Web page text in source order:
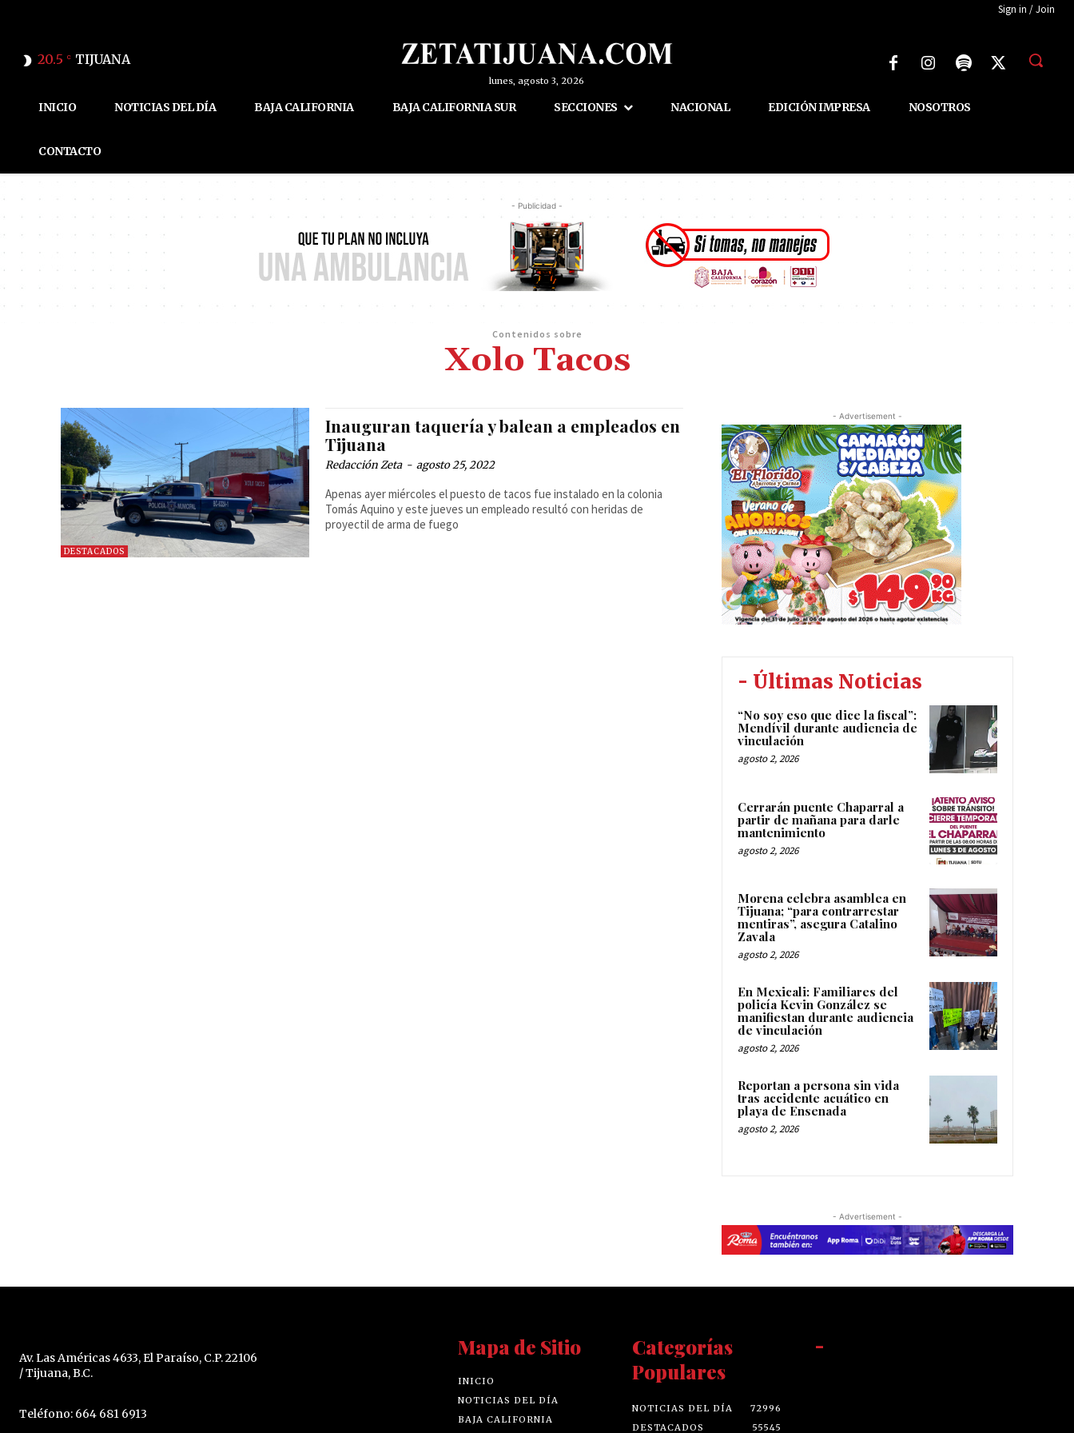
Sign in / Join
20.5 C TIJUANA
lunes, agosto 3, 2026
INICIO NOTICIAS DEL DÍA BAJA CALIFORNIA BAJA CALIFORNIA SUR SECCIONES NACIONAL EDICIÓN IMPRESA NOSOTROS
CONTACTO
- Publicidad -
Contenidos sobre
Xolo Tacos
DESTACADOS
Inauguran taquería y balean a empleados en
Tijuana
Redacción Zeta - agosto 25, 2022
Apenas ayer miércoles el puesto de tacos fue instalado en la colonia
Tomás Aquino y este jueves un empleado resultó con heridas de
proyectil de arma de fuego
- Advertisement -
- Últimas Noticias
“No soy eso que dice la fiscal”:
Mendívil durante audiencia de
vinculación
agosto 2, 2026
Cerrarán puente Chaparral a
partir de mañana para darle
mantenimiento
agosto 2, 2026
Morena celebra asamblea en
Tijuana; “para contrarrestar
mentiras”, asegura Catalino
Zavala
agosto 2, 2026
En Mexicali: Familiares del
policía Kevin González se
manifiestan durante audiencia
de vinculación
agosto 2, 2026
Reportan a persona sin vida
tras accidente acuático en
playa de Ensenada
agosto 2, 2026
- Advertisement -
Av. Las Américas 4633, El Paraíso, C.P. 22106
/ Tijuana, B.C.
Teléfono: 664 681 6913
Mapa de Sitio
INICIO
NOTICIAS DEL DÍA
BAJA CALIFORNIA
Categorías
Populares
NOTICIAS DEL DÍA
72996
DESTACADOS
55545
-